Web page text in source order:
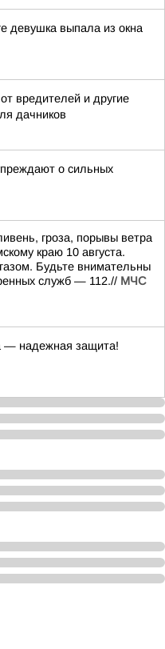
девушка выпала из окна
вредителей и другие
дачников
о сильных
гроза, порывы ветра
краю 10 августа.
Будьте внимательны
служб — 112.// МЧС
— надежная защита!